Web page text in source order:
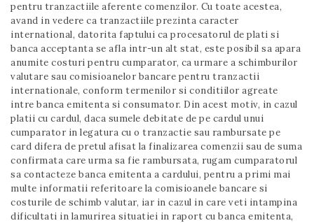
pentru tranzactiile aferente comenzilor. Cu toate acestea,
avand in vedere ca tranzactiile prezinta caracter
international, datorita faptului ca procesatorul de plati si
banca acceptanta se afla intr-un alt stat, este posibil sa apara
anumite costuri pentru cumparator, ca urmare a schimburilor
valutare sau comisioanelor bancare pentru tranzactii
internationale, conform termenilor si conditiilor agreate
intre banca emitenta si consumator. Din acest motiv, in cazul
platii cu cardul, daca sumele debitate de pe cardul unui
cumparator in legatura cu o tranzactie sau rambursate pe
card difera de pretul afisat la finalizarea comenzii sau de suma
confirmata care urma sa fie rambursata, rugam cumparatorul
sa contacteze banca emitenta a cardului, pentru a primi mai
multe informatii referitoare la comisioanele bancare si
costurile de schimb valutar, iar in cazul in care veti intampina
dificultati in lamurirea situatiei in raport cu banca emitenta,